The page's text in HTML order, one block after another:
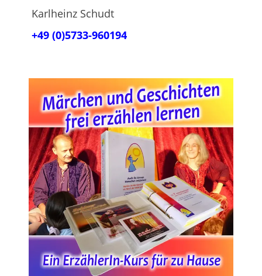
Karlheinz Schudt
+49 (0)5733-960194